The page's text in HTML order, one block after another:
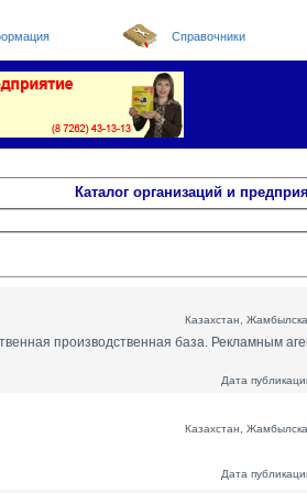
Справочники
Каталог организаций и
Казахстан,
производственная база. Рекламным
Дата
Казахстан,
Дата